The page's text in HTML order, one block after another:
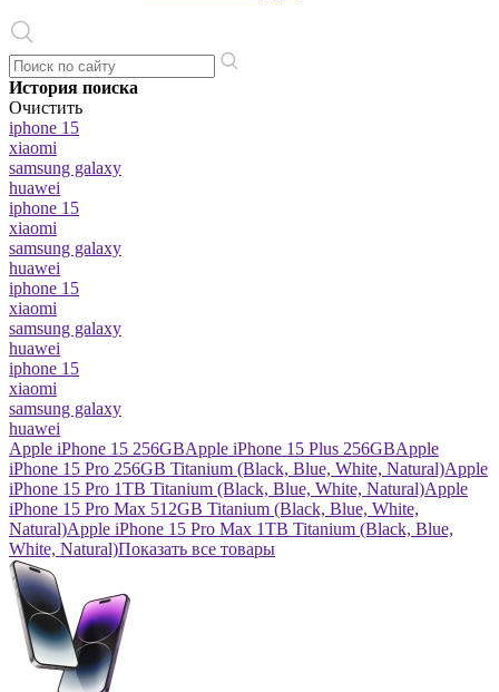
История поиска
Очистить
iphone 15
xiaomi
samsung galaxy
huawei
iphone 15
xiaomi
samsung galaxy
huawei
iphone 15
xiaomi
samsung galaxy
huawei
iphone 15
xiaomi
samsung galaxy
huawei
Apple iPhone 15 256GBApple iPhone 15 Plus 256GBApple
iPhone 15 Pro 256GB Titanium (Black, Blue, White, Natural)Apple
iPhone 15 Pro 1TB Titanium (Black, Blue, White, Natural)Apple
iPhone 15 Pro Max 512GB Titanium (Black, Blue, White,
Natural)Apple iPhone 15 Pro Max 1TB Titanium (Black, Blue,
White, Natural)Показать все товары